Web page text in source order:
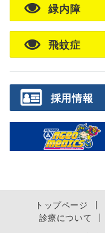
緑内障
飛蚊症
採用情報
トップページ
診療について